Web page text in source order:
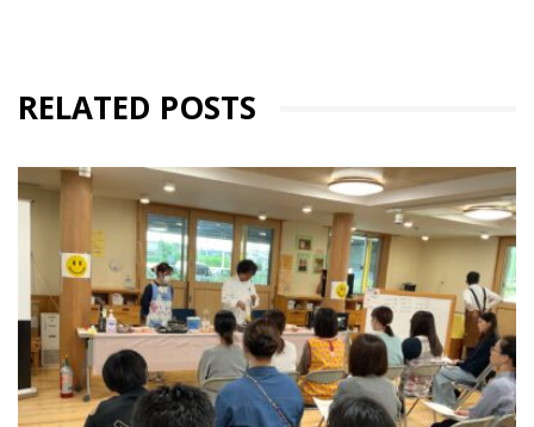
RELATED POSTS